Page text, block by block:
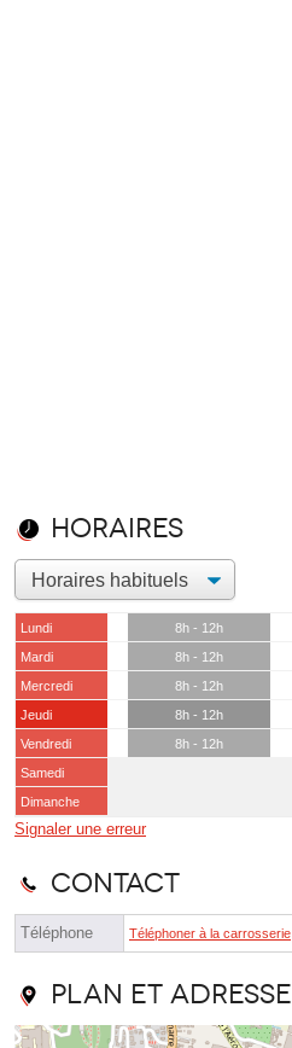
Horaires
Lundi 8h - 12h
Mardi
8h - 12h
Mercredi
8h - 12h
Jeudi
8h - 12h
Vendredi
8h - 12h
Samedi
Dimanche
Signaler une erreur
Contact
Téléphone Téléphoner à la carrosserie
Plan et adresse